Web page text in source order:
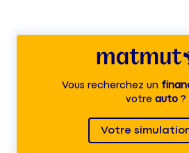
Vous recherchez un
votre auto?
Votre